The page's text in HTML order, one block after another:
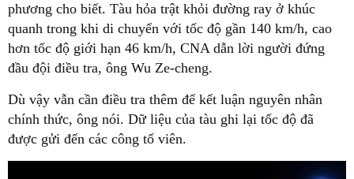
phương cho biết. Tàu hỏa trật khỏi đường ray ở khúc
quanh trong khi di chuyển với tốc độ gần 140 km/h, cao
hơn tốc độ giới hạn 46 km/h, CNA dẫn lời người đứng
đầu đội điều tra, ông Wu Ze-cheng.
Dù vậy vẫn cần điều tra thêm để kết luận nguyên nhân
chính thức, ông nói. Dữ liệu của tàu ghi lại tốc độ đã
được gửi đến các công tố viên.